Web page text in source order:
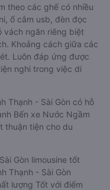
theo các ghế có nhiều
ổ cắm usb, đèn đọc
vách ngăn riêng biệt
Khoảng cách giữa các
Luôn đáp ứng được
nghi trong việc di
Thạnh - Sài Gòn có hỗ
Bến xe Nước Ngầm
thuận tiện cho du
Gòn limousine tốt
Thạnh - Sài Gòn
lượng Tốt với điểm